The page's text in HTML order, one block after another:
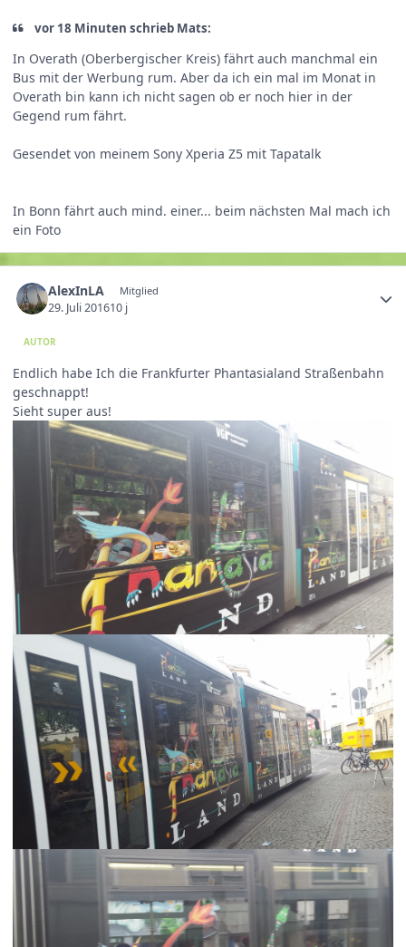
vor 18 Minuten schrieb Mats:
In Overath (Oberbergischer Kreis) fährt auch manchmal ein
Bus mit der Werbung rum. Aber da ich ein mal im Monat in
Overath bin kann ich nicht sagen ob er noch hier in der
Gegend rum fährt.
Gesendet von meinem Sony Xperia Z5 mit Tapatalk
In Bonn fährt auch mind. einer... beim nächsten Mal mach ich
ein Foto
AlexInLA Mitglied
29. Juli 201610 j
AUTOR
Endlich habe Ich die Frankfurter Phantasialand Straßenbahn
geschnappt!
Sieht super aus!